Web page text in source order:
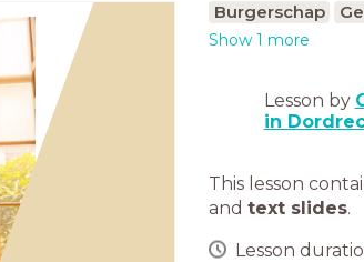
Burgerschap
Show 1 more
Lesson by
in
This lesson
and text slides.
Lesson